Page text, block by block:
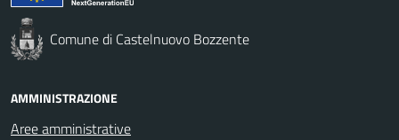
Comune di Castelnuovo Bozzente
AMMINISTRAZIONE
Aree amministrative